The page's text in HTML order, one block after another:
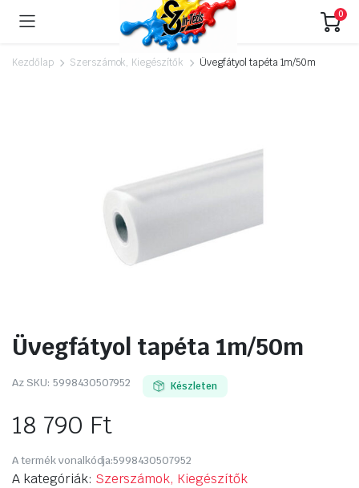
0
Kezdőlap Szerszámok, Kiegészítők Üvegfátyol tapéta 1m/50m
Üvegfátyol tapéta 1m/50m
Az SKU: 5998430507952 Készleten
18 790 Ft
A termék vonalkódja:5998430507952
A kategóriák: Szerszámok, Kiegészítők